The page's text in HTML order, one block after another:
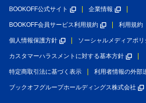
BOOKOFF公式サイト 企業情報
BOOKOFF会員サービス利用規約 利用規約
個人情報保護方針 ソーシャルメディアポリ
カスタマーハラスメントに対する基本方針
特定商取引法に基づく表示 利用者情報の外部
ブックオフグループホールディングス株式会社